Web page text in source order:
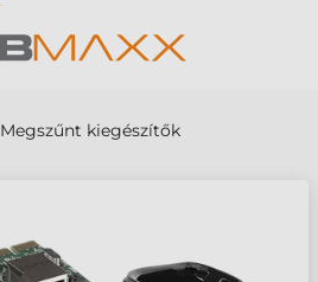
Megszűnt kiegészítők